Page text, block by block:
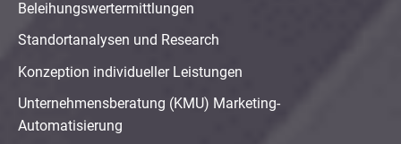
Beleihungswertermittlungen
Standortanalysen und Research
Konzeption individueller Leistungen
Unternehmensberatung (KMU) Marketing-
Automatisierung